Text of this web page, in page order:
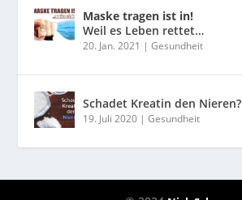
Maske tragen ist in!
Weil es Leben rettet…
20. Jan. 2021 |Gesundheit
Schadet Kreatin den Nieren?
19. Juli 2020 |Gesundheit